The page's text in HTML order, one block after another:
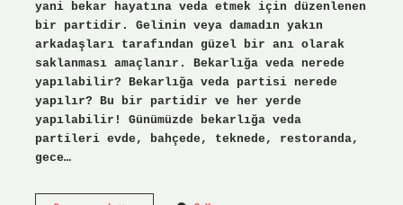
yani bekar hayatına veda etmek için düzenlenen
bir partidir. Gelinin veya damadın yakın
arkadaşları tarafından güzel bir anı olarak
saklanması amaçlanır. Bekarlığa veda nerede
yapılabilir? Bekarlığa veda partisi nerede
yapılır? Bu bir partidir ve her yerde
yapılabilir! Günümüzde bekarlığa veda
partileri evde, bahçede, teknede, restoranda,
gece…